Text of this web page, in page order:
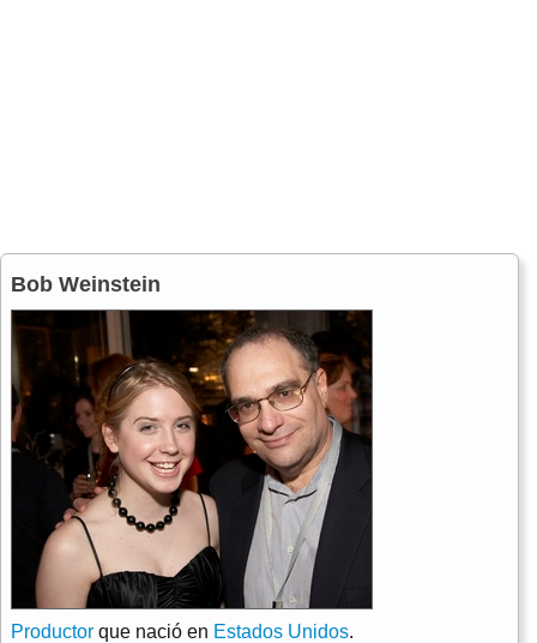
Bob Weinstein
Productor que nació en Estados Unidos.